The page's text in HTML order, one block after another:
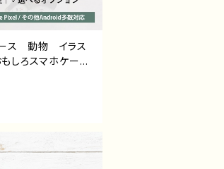
ス 動物 イラス
ろスマホケー
ニーク ネタ
7/8/XS/11/12/13
人気
ド 携帯 ハード
ー アイフォンケ
タイトル：ラーメ